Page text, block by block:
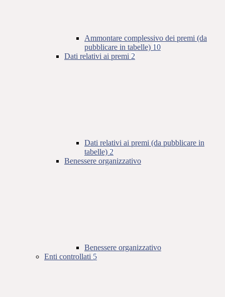
Ammontare complessivo dei premi (da
pubblicare in tabelle) 10
Dati relativi ai premi 2
Dati relativi ai premi (da pubblicare in
tabelle) 2
Benessere organizzativo
Benessere organizzativo
Enti controllati 5